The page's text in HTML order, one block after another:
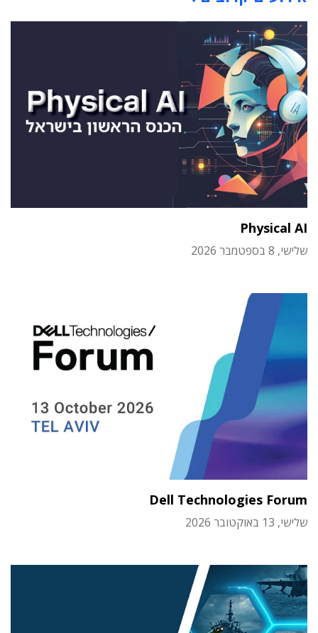
Physical AI
שלישי, 8 בספטמבר 2026
Dell Technologies Forum
שלישי, 13 באוקטובר 2026